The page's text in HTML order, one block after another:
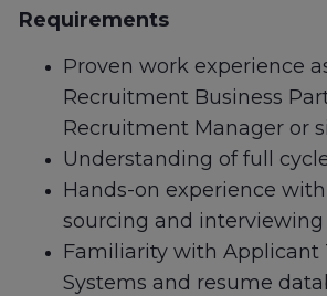
Requirements
Proven work experience
Recruitment Business
Recruitment Manager or
Understanding of full
Hands-on experience
sourcing and interviewing
Familiarity with Applicant
Systems and resume